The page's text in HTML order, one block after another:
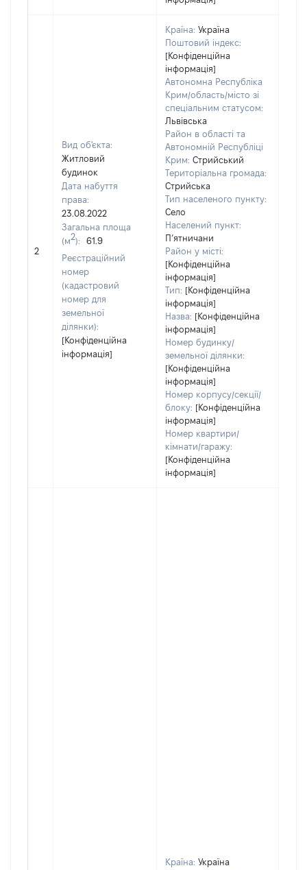
2
Вид об'єкта:
Житловий
будинок
Дата набуття
права:
23.08.2022
Загальна площа
(м2):
61.9
Реєстраційний
номер
(кадастровий
номер для
земельної
ділянки):
[Конфіденційна
інформація]
Країна: Україна
Поштовий індекс:
[Конфіденційна
інформація]
Автономна Республіка
Крим/область/місто зі
спеціальним статусом:
Львівська
Район в області та
Автономній Республіці
Крим: Стрийський
Територіальна громада:
Стрийська
Тип населеного пункту:
Село
Населений пункт:
П’ятничани
Район у місті:
[Конфіденційна
інформація]
Тип: [Конфіденційна
інформація]
Назва: [Конфіденційна
інформація]
Номер будинку/
земельної ділянки:
[Конфіденційна
інформація]
Номер корпусу/секції/
блоку: [Конфіденційна
інформація]
Номер квартири/
кімнати/гаражу:
[Конфіденційна
інформація]
Країна: Україна